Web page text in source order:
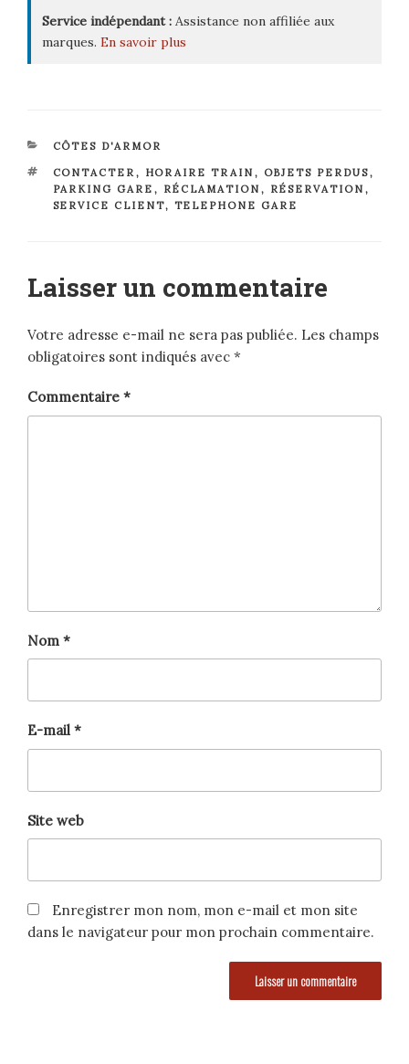
Service indépendant : Assistance non affiliée aux
marques. En savoir plus
CATÉGORIES
CÔTES D'ARMOR
ÉTIQUETTES
CONTACTER, HORAIRE TRAIN , OBJETS PERDUS,
PARKING GARE , RÉCLAMATION , RÉSERVATION ,
SERVICE CLIENT, TELEPHONE GARE
Laisser un commentaire
Votre adresse e-mail ne sera pas publiée. Les champs
obligatoires sont indiqués avec *
Commentaire *
Nom *
E-mail *
Site web
Enregistrer mon nom, mon e-mail et mon site
dans le navigateur pour mon prochain commentaire.